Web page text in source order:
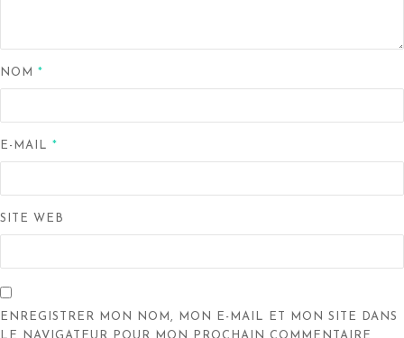
NOM *
E-MAIL *
SITE WEB
ENREGISTRER MON NOM, MON E-MAIL ET MON SITE DANS